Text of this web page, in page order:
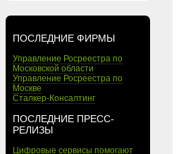
ПОСЛЕДНИЕ ФИРМЫ
Управление Росреестра по
Московской области
Управление Росреестра по
Москве
Сталкер-Консалтинг
ПОСЛЕДНИЕ ПРЕСС-
РЕЛИЗЫ
Цифровые сервисы помогают